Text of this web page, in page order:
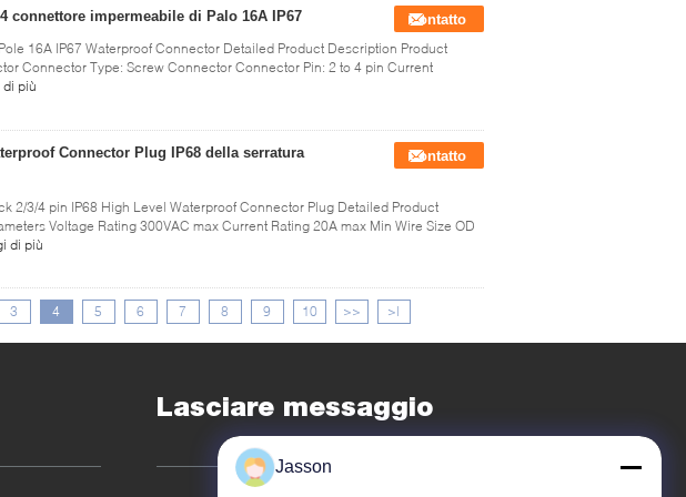
connettore impermeabile di Palo 16A IP67
Contatto
16A IP67 Waterproof Connector Detailed Product Description Product
Connector Type: Screw Connector Connector Pin: 2 to 4 pin Current
di più
Connector Plug IP68 della serratura
Contatto
2/3/4 pin IP68 High Level Waterproof Connector Plug Detailed Product
Voltage Rating 300VAC max Current Rating 20A max Min Wire Size OD
di più
3 4 5 6 7 8 9 10 >> >|
Lasciare messaggio
Jasson